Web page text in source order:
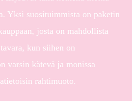
Yksi suosituimmista on paketin
josta on mahdollista
kun siihen on
varsin kätevä ja monissa
rahtimuoto.